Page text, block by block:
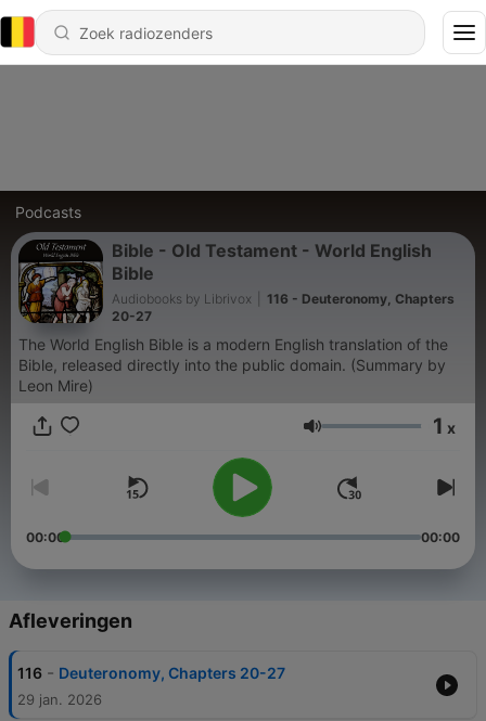
Podcasts
Bible - Old Testament - World English
Bible
Audiobooks by Librivox
116 - Deuteronomy, Chapters
20-27
The World English Bible is a modern English translation of the
Bible, released directly into the public domain. (Summary by
Leon Mire)
Volume 1 x
00:00 00:00
Afleveringen
116 - Deuteronomy, Chapters 20-27
29 jan. 2026